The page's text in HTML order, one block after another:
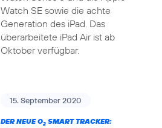
Watch SE sowie die achte
Generation des iPad. Das
überarbeitete iPad Air ist ab
Oktober verfügbar.
15. September 2020
DER NEUE O2SMART TRACKER: